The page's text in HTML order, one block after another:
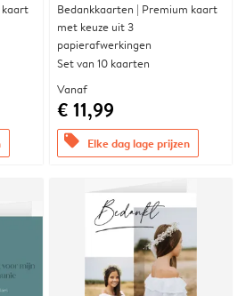
kaart
Bedankkaarten | Premium kaart
met keuze uit 3
papierafwerkingen
Set van 10 kaarten
Vanaf
€ 11,99
offers Elke dag lage prijzen